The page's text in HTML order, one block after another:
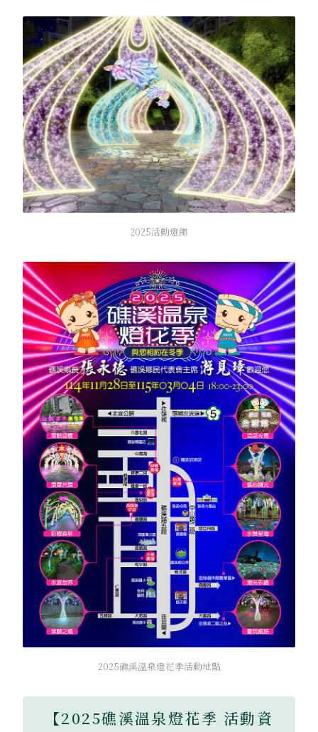
2025活動燈飾
2025礁溪溫泉燈花季活動地點
【2025礁溪溫泉燈花季 活動資